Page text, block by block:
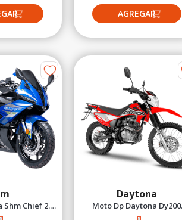
Chief 2.5
Daytona
Moto Dp Daytona Dy200
Scorpion Rojo 2027